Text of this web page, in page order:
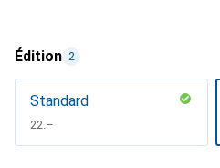
Édition 2
Standard
CHF
22.–